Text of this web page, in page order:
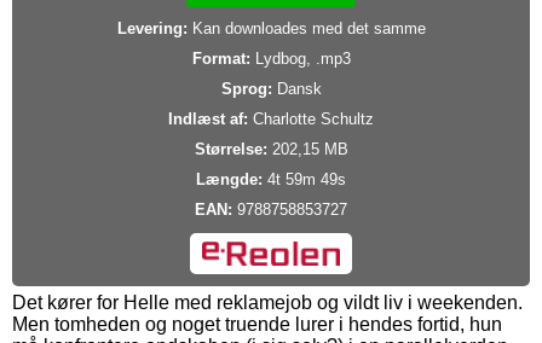
Levering: Kan downloades med det samme
Format: Lydbog, .mp3
Sprog: Dansk
Indlæst af: Charlotte Schultz
Størrelse: 202,15 MB
Længde: 4t 59m 49s
EAN: 9788758853727
Det kører for Helle med reklamejob og vildt liv i weekenden.
Men tomheden og noget truende lurer i hendes fortid, hun